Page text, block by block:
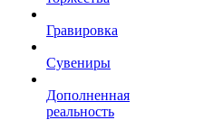
Гравировка
Сувениры
Дополненная
реальность